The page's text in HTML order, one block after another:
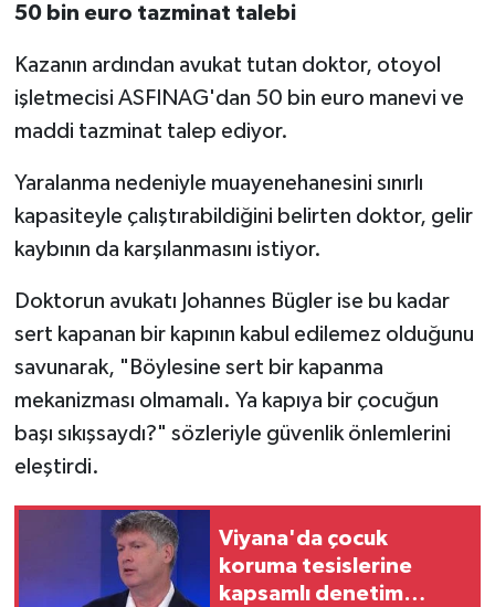
50 bin euro tazminat talebi
Kazanın ardından avukat tutan doktor, otoyol
işletmecisi ASFINAG'dan 50 bin euro manevi ve
maddi tazminat talep ediyor.
Yaralanma nedeniyle muayenehanesini sınırlı
kapasiteyle çalıştırabildiğini belirten doktor, gelir
kaybının da karşılanmasını istiyor.
Doktorun avukatı Johannes Bügler ise bu kadar
sert kapanan bir kapının kabul edilemez olduğunu
savunarak, "Böylesine sert bir kapanma
mekanizması olmamalı. Ya kapıya bir çocuğun
başı sıkışsaydı?" sözleriyle güvenlik önlemlerini
eleştirdi.
Viyana'da çocuk
koruma tesislerine
kapsamlı denetim